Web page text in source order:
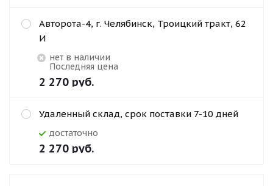
Авторота-4, г. Челябинск, Троицкий тракт, 62
И
Нет в наличии
Последняя цена
2 270 руб.
Удаленный склад, срок поставки 7-10 дней
Достаточно
2 270 руб.